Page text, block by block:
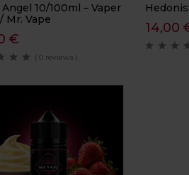
10/100ml – Vaper
Mr. Vape
€
( 0 reviews )
14,00